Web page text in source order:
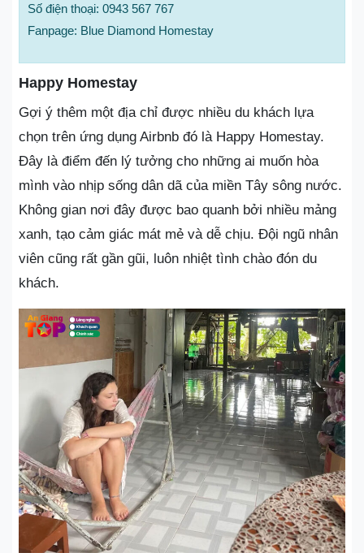
Số điện thoại: 0943 567 767
Fanpage: Blue Diamond Homestay
Happy Homestay
Gợi ý thêm một địa chỉ được nhiều du khách lựa
chọn trên ứng dụng Airbnb đó là Happy Homestay.
Đây là điểm đến lý tưởng cho những ai muốn hòa
mình vào nhịp sống dân dã của miền Tây sông nước.
Không gian nơi đây được bao quanh bởi nhiều mảng
xanh, tạo cảm giác mát mẻ và dễ chịu. Đội ngũ nhân
viên cũng rất gần gũi, luôn nhiệt tình chào đón du
khách.